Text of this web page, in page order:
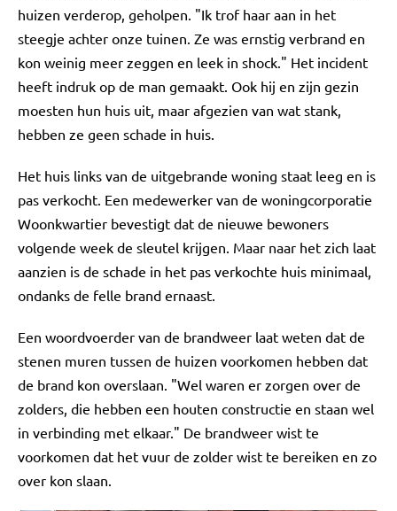
huizen verderop, geholpen. "Ik trof haar aan in het
steegje achter onze tuinen. Ze was ernstig verbrand en
kon weinig meer zeggen en leek in shock." Het incident
heeft indruk op de man gemaakt. Ook hij en zijn gezin
moesten hun huis uit, maar afgezien van wat stank,
hebben ze geen schade in huis.
Het huis links van de uitgebrande woning staat leeg en is
pas verkocht. Een medewerker van de woningcorporatie
Woonkwartier bevestigt dat de nieuwe bewoners
volgende week de sleutel krijgen. Maar naar het zich laat
aanzien is de schade in het pas verkochte huis minimaal,
ondanks de felle brand ernaast.
Een woordvoerder van de brandweer laat weten dat de
stenen muren tussen de huizen voorkomen hebben dat
de brand kon overslaan. "Wel waren er zorgen over de
zolders, die hebben een houten constructie en staan wel
in verbinding met elkaar." De brandweer wist te
voorkomen dat het vuur de zolder wist te bereiken en zo
over kon slaan.